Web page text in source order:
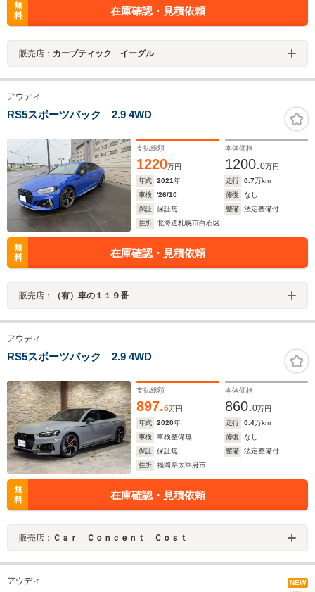
無
料
在庫確認・見積依頼
販売店： カーブティック イーグル
アウディ
RS5スポーツバック 2.9 4WD
支払総額
1220万円
本体価格
1200.0万円
年式
2021年 走行 0.7万km
車検
'26/10 修復
なし
保証
保証無 整備
法定整備付
住所
北海道札幌市白石区
無
料
在庫確認・見積依頼
販売店： （有）車の１１９番
アウディ
RS5スポーツバック 2.9 4WD
支払総額
897.6万円
本体価格
860.0万円
年式
2020年 走行 0.4万km
車検
車検整備無 修復
なし
保証
保証無 整備
法定整備付
住所
福岡県太宰府市
無
料
在庫確認・見積依頼
販売店： Ｃａｒ Ｃｏｎｃｅｎｔ Ｃｏｓｔ
アウディ NEW